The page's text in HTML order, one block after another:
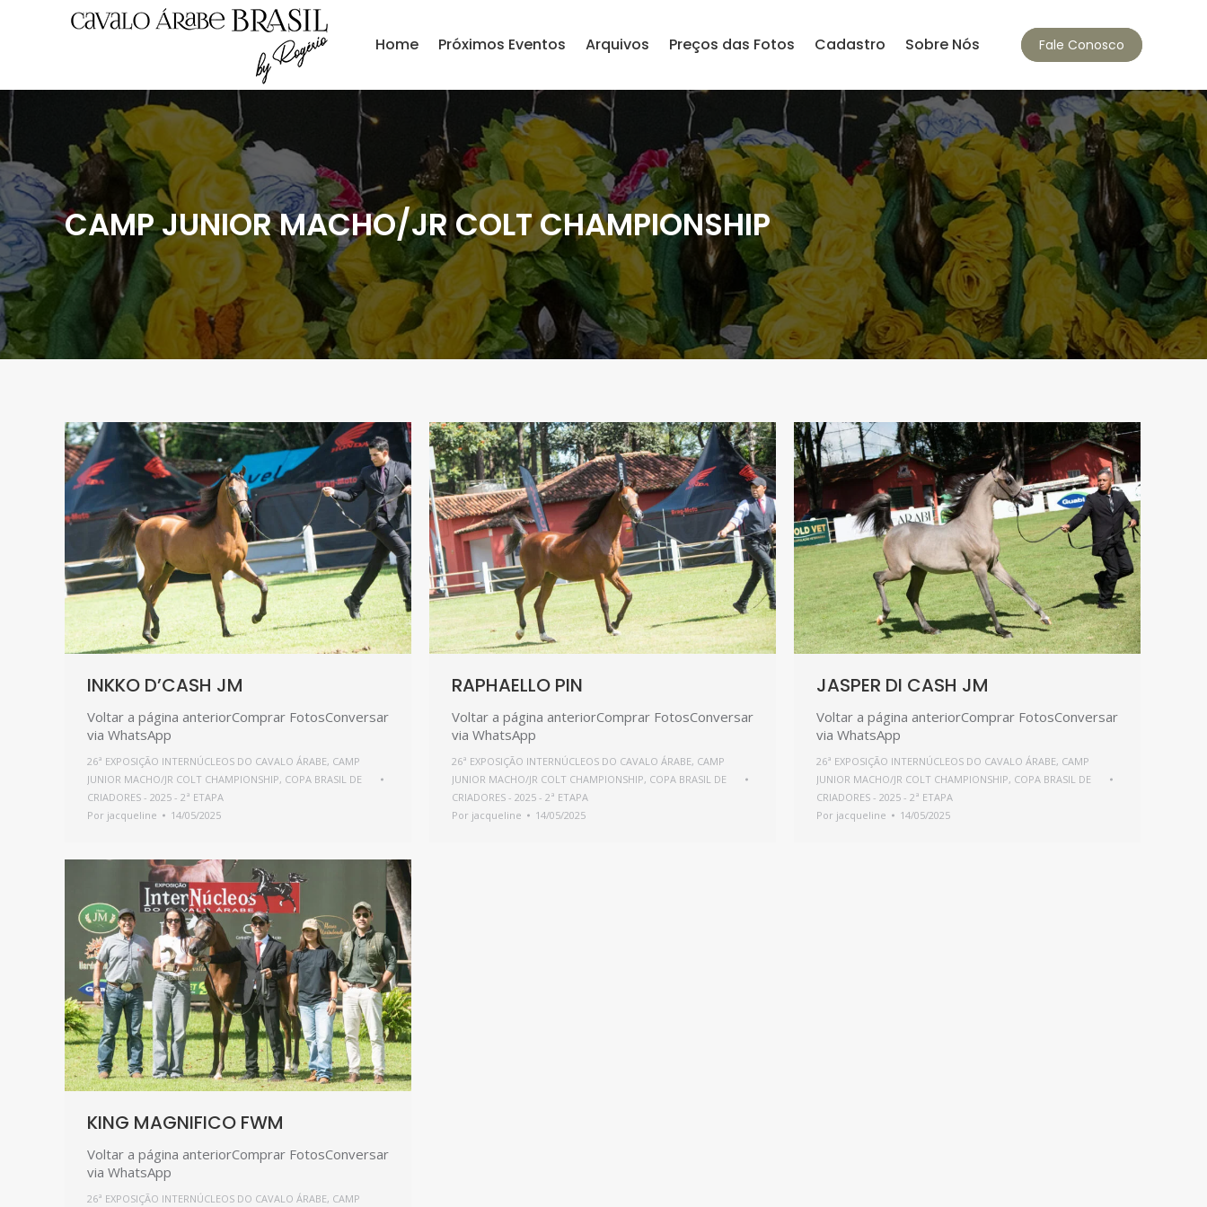
Home Próximos Eventos Arquivos Preços das Fotos Cadastro Sobre Nós Fale Conosco
CAMP JUNIOR MACHO/JR COLT CHAMPIONSHIP
INKKO D’CASH JM
Voltar a página anteriorComprar FotosConversar
via WhatsApp
26ª EXPOSIÇÃO INTERNÚCLEOS DO CAVALO ÁRABE, CAMP
JUNIOR MACHO/JR COLT CHAMPIONSHIP, COPA BRASIL DE
CRIADORES - 2025 - 2ª ETAPA
Por jacqueline 14/05/2025
RAPHAELLO PIN
Voltar a página anteriorComprar FotosConversar
via WhatsApp
26ª EXPOSIÇÃO INTERNÚCLEOS DO CAVALO ÁRABE, CAMP
JUNIOR MACHO/JR COLT CHAMPIONSHIP, COPA BRASIL DE
CRIADORES - 2025 - 2ª ETAPA
Por jacqueline 14/05/2025
JASPER DI CASH JM
Voltar a página anteriorComprar FotosConversar
via WhatsApp
26ª EXPOSIÇÃO INTERNÚCLEOS DO CAVALO ÁRABE, CAMP
JUNIOR MACHO/JR COLT CHAMPIONSHIP, COPA BRASIL DE
CRIADORES - 2025 - 2ª ETAPA
Por jacqueline 14/05/2025
KING MAGNIFICO FWM
Voltar a página anteriorComprar FotosConversar
via WhatsApp
26ª EXPOSIÇÃO INTERNÚCLEOS DO CAVALO ÁRABE, CAMP